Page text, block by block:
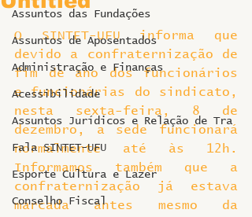
Assuntos das Fundações
Assuntos de Aposentados
Administração e Finanças
Acessibilidade
Assuntos Jurídicos e Relação de Tra
Fala SINTET-UFU
Esporte Cultura e Lazer
Conselho Fiscal
O SINTET-UFU informa que
devido a confraternização de
fim de ano dos funcionários
e funcionárias do sindicato,
nesta sexta-feira, 8 de
dezembro, a sede funcionará
normalmente até às 12h.
Informamos também que a
confraternização já estava
marcada antes mesmo da